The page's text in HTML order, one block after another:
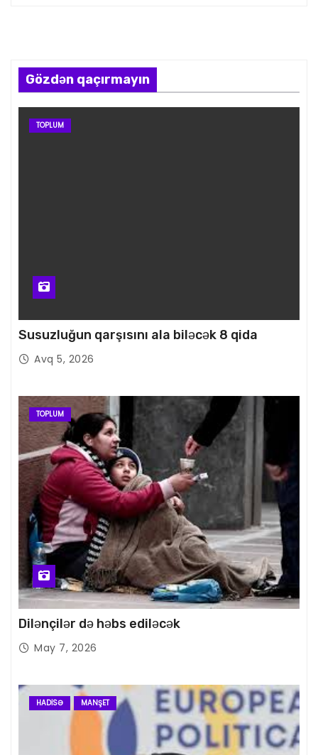
Gözdən qaçırmayın
TOPLUM
Susuzluğun qarşısını ala biləcək 8 qida
Avq 5, 2026
TOPLUM
Dilənçilər də həbs ediləcək
May 7, 2026
HADISƏ MANŞET